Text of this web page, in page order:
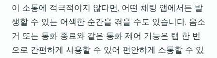
이 소통에 적극적이지 않다면, 어떤 채팅 앱에서든 발
생할 수 있는 어색한 순간을 겪을 수도 있습니다. 음소
거 또는 통화 종료와 같은 통화 제어 기능은 탭 한 번
으로 간편하게 사용할 수 있어 편안하게 소통할 수 있